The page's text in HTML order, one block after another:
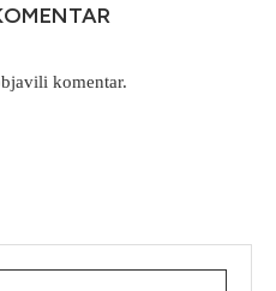
komentar.